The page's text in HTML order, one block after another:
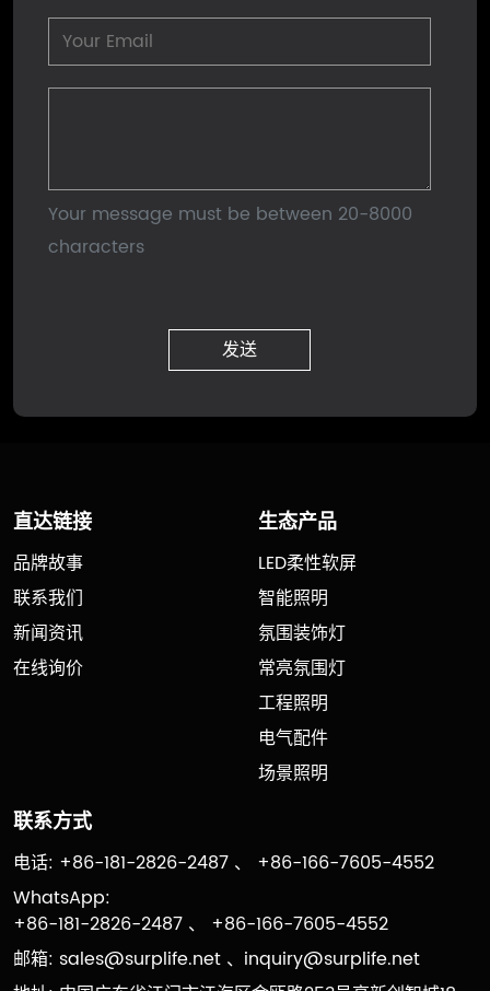
Your message must be between 20-8000
characters
直达链接
品牌故事
联系我们
新闻资讯
在线询价
生态产品
LED柔性软屏
智能照明
氛围装饰灯
常亮氛围灯
工程照明
电气配件
场景照明
联系方式
电话: +86-181-2826-2487 、 +86-166-7605-4552
WhatsApp:
+86-181-2826-2487 、 +86-166-7605-4552
邮箱: sales@surplife.net 、 inquiry@surplife.net